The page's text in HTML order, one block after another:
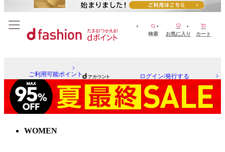
検索 お気に入り カート
ご利用可能ポイント ログイン/発行する
WOMEN